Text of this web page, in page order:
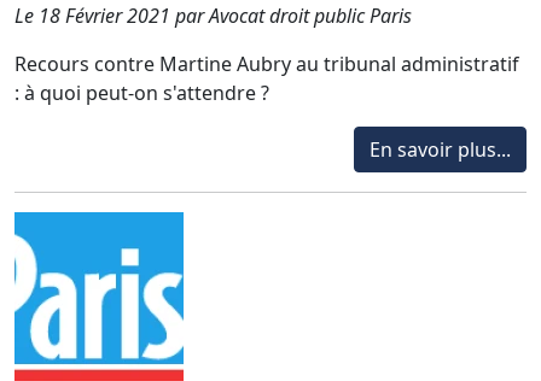
Le 18 Février 2021 par Avocat droit public Paris
Recours contre Martine Aubry au tribunal administratif
: à quoi peut-on s'attendre ?
En savoir plus...